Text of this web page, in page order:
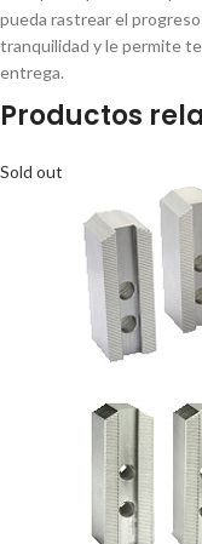
pueda rastrear el
tranquilidad y le permite
entrega.
Productos
Sold out